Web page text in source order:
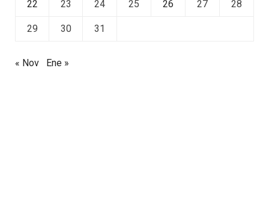
22 23 24 25 26 27 28
29 30 31
« Nov Ene »